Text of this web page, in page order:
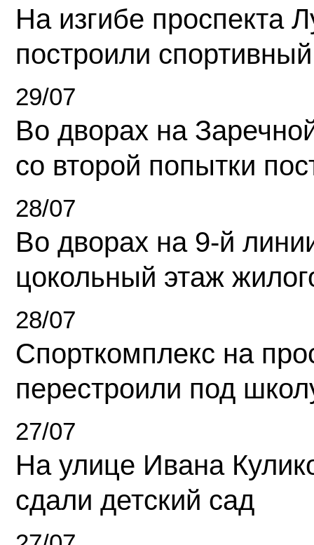
На изгибе проспекта
построили
29/07
Во дворах на
со второй попытки
28/07
Во дворах на 9-й
цокольный этаж
28/07
Спорткомплекс на
перестроили под
27/07
На улице Ивана
сдали детский сад